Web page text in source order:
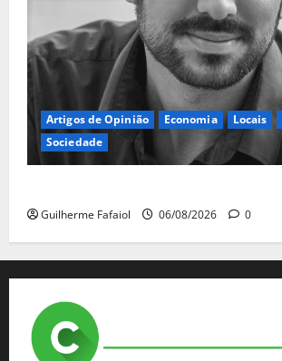
Artigos de Opinião Economia Locais
Sociedade
Guilherme Fafaiol 06/08/2026 0